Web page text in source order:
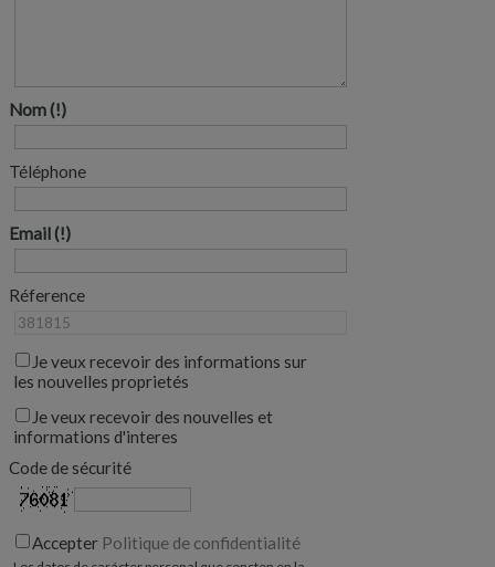
Nom
Téléphone
Email
Réference
Je veux recevoir des informations sur
les nouvelles proprietés
Je veux recevoir des nouvelles et
informations d'interes
Code de sécurité
Accepter Politique de confidentialité